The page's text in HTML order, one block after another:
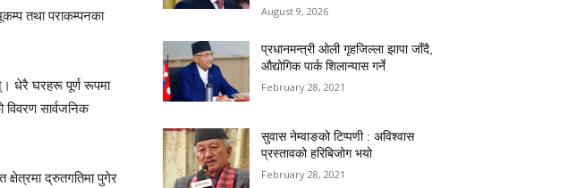
तथा पराकम्पनका
धेरै घरहरू पूर्ण रूपमा
सार्वजनिक
क्षेत्रमा द्रुतगतिमा पुगेर
August 9, 2026
प्रधानमन्त्री ओली गृहजिल्ला झापा जाँदै,
औद्योगिक पार्क शिलान्यास गर्ने
February 28, 2021
सुवास नेम्वाङको टिप्पणी : अविश्वास
प्रस्तावको हरिबिजोग भयो
February 28, 2021